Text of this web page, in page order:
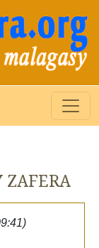
ZAFERA